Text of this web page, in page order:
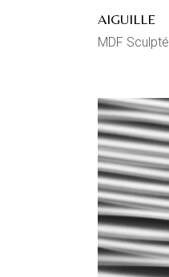
AIGUILLE
MDF Sculpté